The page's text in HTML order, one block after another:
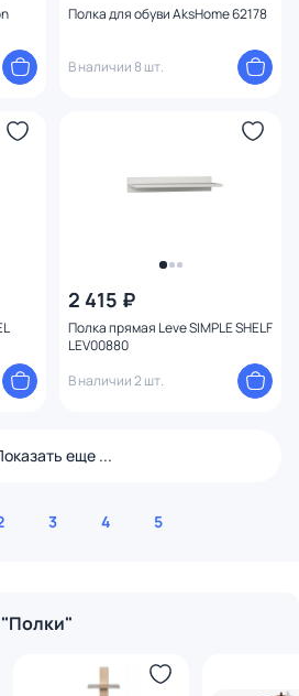
Полка для обуви AksHome 62178
В наличии 8 шт.
2 415 ₽
Полка прямая Leve SIMPLE SHELF
LEV00880
В наличии 2 шт.
еще ...
3 4 5